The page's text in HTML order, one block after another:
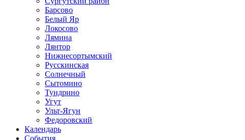
Барсово
Белый Яр
Локосово
Лямина
Лянтор
Нижнесортымский
Русскинская
Солнечный
Сытомино
Тундрино
Угут
Ульт-Ягун
Федоровский
Календарь
События